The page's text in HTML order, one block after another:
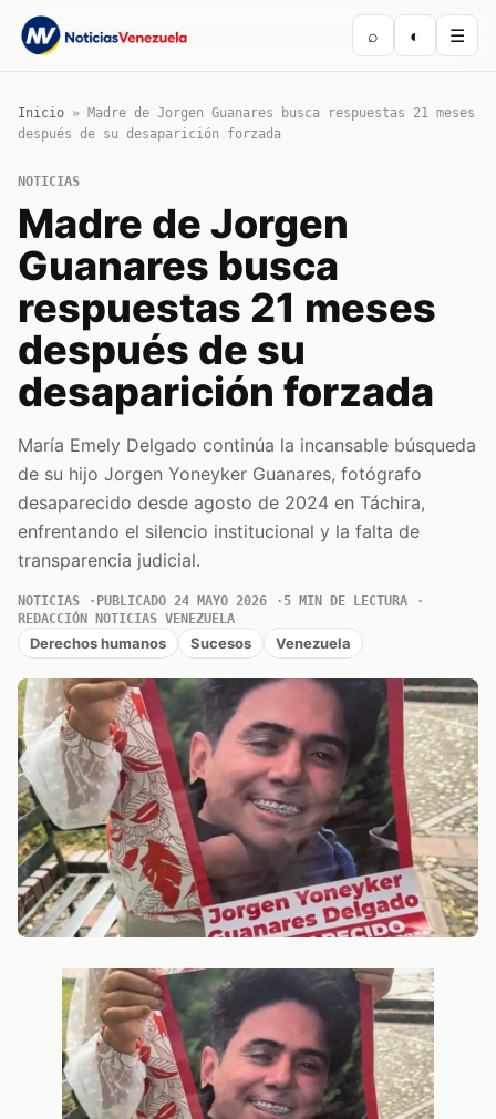
⌕ ◐ ☰
Inicio » Madre de Jorgen Guanares busca respuestas 21 meses
después de su desaparición forzada
NOTICIAS
Madre de Jorgen
Guanares busca
respuestas 21 meses
después de su
desaparición forzada
María Emely Delgado continúa la incansable búsqueda
de su hijo Jorgen Yoneyker Guanares, fotógrafo
desaparecido desde agosto de 2024 en Táchira,
enfrentando el silencio institucional y la falta de
transparencia judicial.
NOTICIAS PUBLICADO 24 MAYO 2026
5 MIN DE LECTURA
REDACCIÓN NOTICIAS VENEZUELA
Derechos humanos Sucesos Venezuela